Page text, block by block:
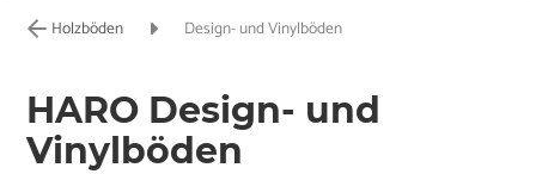
Holzböden Design- und Vinylböden
HARO Design- und
Vinylböden